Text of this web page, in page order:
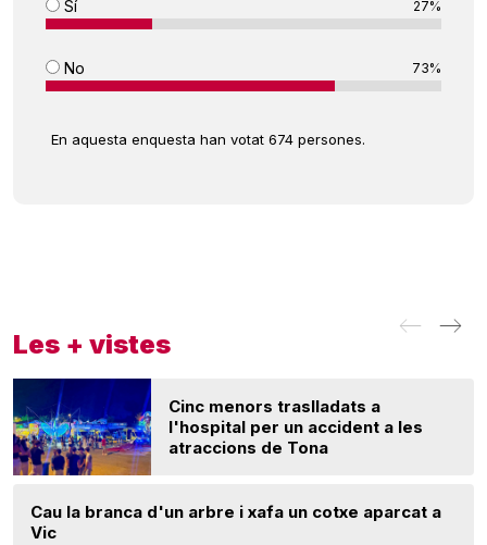
Sí 27%
No 73%
En aquesta enquesta han votat 674 persones.
Les + vistes
Cinc menors traslladats a
l'hospital per un accident a les
atraccions de Tona
Cau la branca d'un arbre i xafa un cotxe aparcat a
Vic